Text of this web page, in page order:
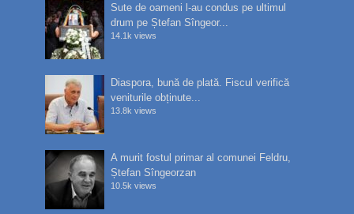
Sute de oameni l-au condus pe ultimul
drum pe Ștefan Sîngeor...
14.1k views
Diaspora, bună de plată. Fiscul verifică
veniturile obținute...
13.8k views
A murit fostul primar al comunei Feldru,
Ștefan Sîngeorzan
10.5k views